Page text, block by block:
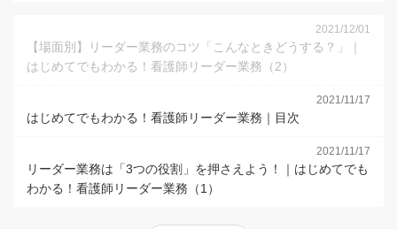
2021/12/01
【場面別】リーダー業務のコツ「こんなときどうする？」｜
はじめてでもわかる！看護師リーダー業務（2）
2021/11/17
はじめてでもわかる！看護師リーダー業務｜目次
2021/11/17
リーダー業務は「3つの役割」を押さえよう！｜はじめてでも
わかる！看護師リーダー業務（1）